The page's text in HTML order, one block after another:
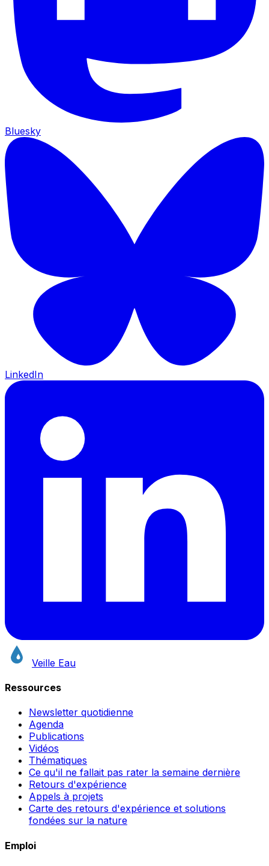
Bluesky
LinkedIn
Veille Eau
Ressources
Newsletter quotidienne
Agenda
Publications
Vidéos
Thématiques
Ce qu'il ne fallait pas rater la semaine dernière
Retours d'expérience
Appels à projets
Carte des retours d'expérience et solutions
fondées sur la nature
Emploi